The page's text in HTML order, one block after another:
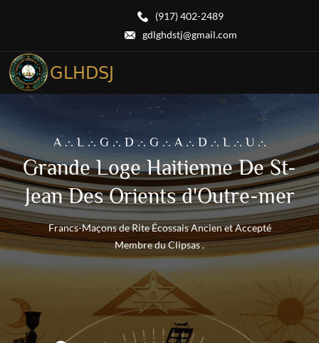
(917) 402-2489
gdlghdstj@gmail.com
A .·. L .·. G .·. D .·. G .·. A .·. D .·. L .·. U .·.
Grande Loge Haitienne De St-
Jean Des Orients d'Outre-mer
Francs-Maçons de Rite Écossais Ancien et Accepté
Membre du Clipsas .